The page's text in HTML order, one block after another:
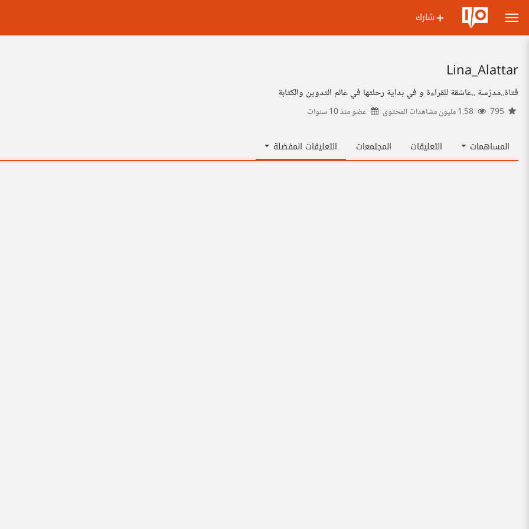
شارك
Lina_Alattar
فتاة..مدرّسة ..عاشقة للقراءة و في بداية رحلتها في عالم التدوين والكتابة
عضو منذ10 سنوات
المساهمات التعليقات المجتمعات التعليقات المفضلة